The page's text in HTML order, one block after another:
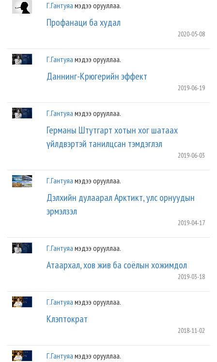
Г.Гантуяа мэдээ орууллаа.
Профанаци ба худал
2020-05-08
Г.Гантуяа мэдээ орууллаа.
Даннинг-Крюгерийн эффект
2019-06-19
Г.Гантуяа мэдээ орууллаа.
Германы Штутгарт хотын хог шатаах
үйлдвэртэй танилцсан тэмдэглэл
2019-06-03
Г.Гантуяа мэдээ орууллаа.
Дэлхийн дулаарал Арктикт, улс орнуудын
эрмэлзэл
2019-04-17
Г.Гантуяа мэдээ орууллаа.
Атаархал, хов жив ба соёлын хожимдол
2019-03-18
Г.Гантуяа мэдээ орууллаа.
Клэптократ
2018-11-02
Г.Гантуяа мэдээ орууллаа.